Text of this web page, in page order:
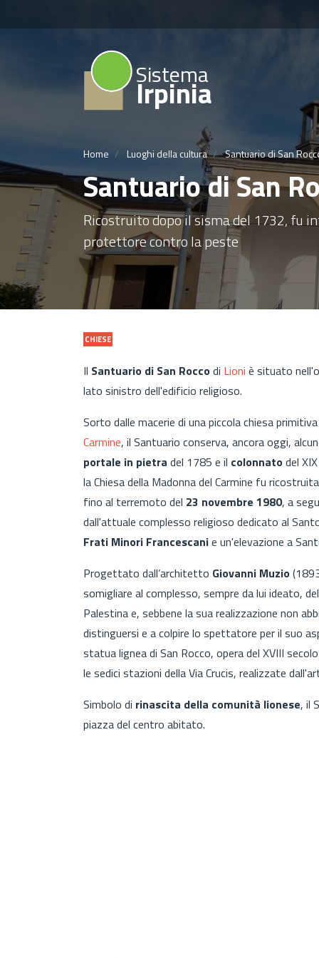
Sistema
Irpinia
Home Luoghi della cultura Santuario di San
Santuario di San
Ricostruito dopo il sisma del 1732, fu
protettore contro la peste
CHIESE
Il Santuario di San Roccodi Lioni è situato
lato sinistro dell'edificio religioso.
Sorto dalle macerie di una piccola chiesa
Carmine, il Santuario conserva, ancora oggi,
portale in pietra del 1785 e il colonnatodel
la Chiesa della Madonna del Carmine fu
fino al terremoto del 23 novembre 1980, a
dall'attuale complesso religioso dedicato al
Frati Minori Francescanie un'elevazione a
Progettato dall’architetto Giovanni Muzio
somigliare al complesso, sempre da lui ideato,
Palestina e, sebbene la sua realizzazione non
distinguersi e a colpire lo spettatore per il suo
statua lignea di San Rocco, opera del XVIII
le sedici stazioni della Via Crucis, realizzate
Simbolo di rinascita della comunità lionese, il
piazza del centro abitato.